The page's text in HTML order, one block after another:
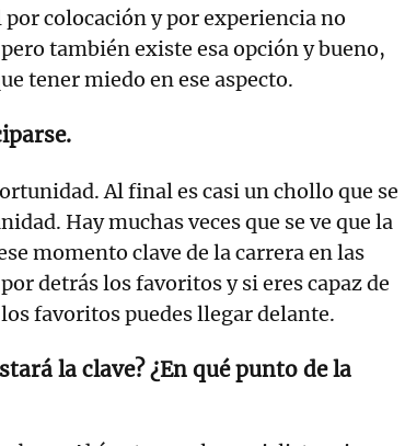
por colocación y por experiencia no
también existe esa opción y bueno,
tener miedo en ese aspecto.
Al final es casi un chollo que se
Hay muchas veces que se ve que la
momento clave de la carrera en las
detrás los favoritos y si eres capaz de
favoritos puedes llegar delante.
la clave? ¿En qué punto de la